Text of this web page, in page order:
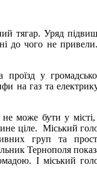
тягар. Уряд
до чого не
у
на газ та
може бути у місті,
ціле. Міський
груп та
Тернополя
І міський